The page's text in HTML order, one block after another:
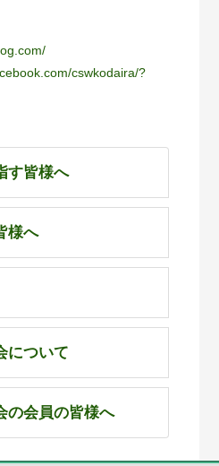
cswkodaira/?
す皆様へ
様へ
について
の会員の皆様へ